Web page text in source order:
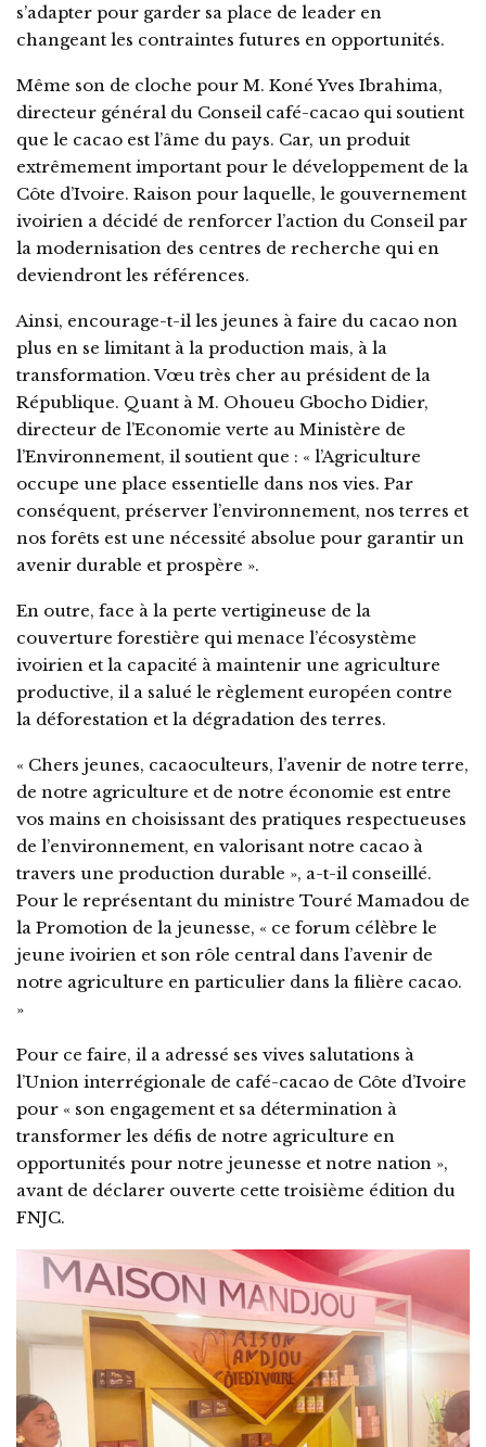
s’adapter pour garder sa place de leader en
changeant les contraintes futures en opportunités.
Même son de cloche pour M. Koné Yves Ibrahima,
directeur général du Conseil café-cacao qui soutient
que le cacao est l’âme du pays. Car, un produit
extrêmement important pour le développement de la
Côte d’Ivoire. Raison pour laquelle, le gouvernement
ivoirien a décidé de renforcer l’action du Conseil par
la modernisation des centres de recherche qui en
deviendront les références.
Ainsi, encourage-t-il les jeunes à faire du cacao non
plus en se limitant à la production mais, à la
transformation. Vœu très cher au président de la
République. Quant à M. Ohoueu Gbocho Didier,
directeur de l’Economie verte au Ministère de
l’Environnement, il soutient que : « l’Agriculture
occupe une place essentielle dans nos vies. Par
conséquent, préserver l’environnement, nos terres et
nos forêts est une nécessité absolue pour garantir un
avenir durable et prospère ».
En outre, face à la perte vertigineuse de la
couverture forestière qui menace l’écosystème
ivoirien et la capacité à maintenir une agriculture
productive, il a salué le règlement européen contre
la déforestation et la dégradation des terres.
« Chers jeunes, cacaoculteurs, l’avenir de notre terre,
de notre agriculture et de notre économie est entre
vos mains en choisissant des pratiques respectueuses
de l’environnement, en valorisant notre cacao à
travers une production durable », a-t-il conseillé.
Pour le représentant du ministre Touré Mamadou de
la Promotion de la jeunesse, « ce forum célèbre le
jeune ivoirien et son rôle central dans l’avenir de
notre agriculture en particulier dans la filière cacao.
»
Pour ce faire, il a adressé ses vives salutations à
l’Union interrégionale de café-cacao de Côte d’Ivoire
pour « son engagement et sa détermination à
transformer les défis de notre agriculture en
opportunités pour notre jeunesse et notre nation »,
avant de déclarer ouverte cette troisième édition du
FNJC.